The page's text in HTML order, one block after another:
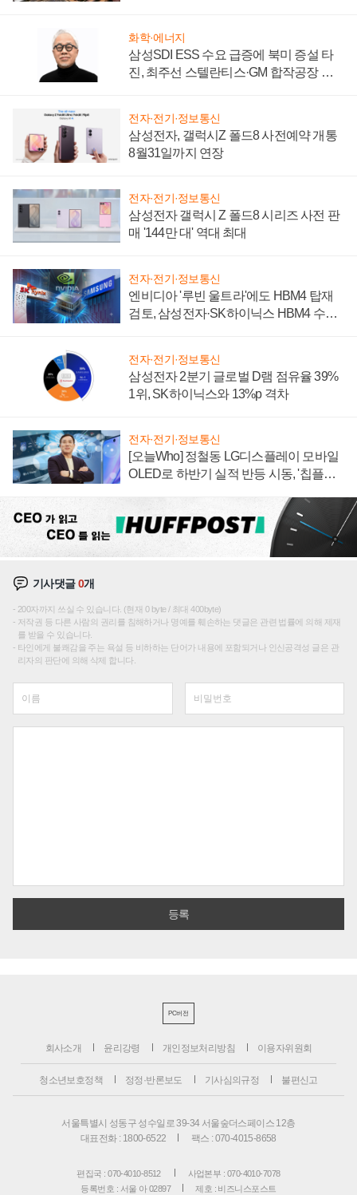
화학·에너지
삼성SDI ESS 수요 급증에 북미 증설 타
진, 최주선 스텔란티스·GM 합작공장 건
전자·전기·정보통신
삼성전자, 갤럭시Z 폴드8 사전예약 개통
8월31일까지 연장
전자·전기·정보통신
삼성전자 갤럭시 Z 폴드8 시리즈 사전 판
매 '144만 대' 역대 최대
전자·전기·정보통신
엔비디아 '루빈 울트라'에도 HBM4 탑재
검토, 삼성전자·SK하이닉스 HBM4 수율
전자·전기·정보통신
삼성전자 2분기 글로벌 D램 점유율 39%
1위, SK하이닉스와 13%p 격차
전자·전기·정보통신
[오늘Who] 정철동 LG디스플레이 모바일
OLED로 하반기 실적 반등 시동, '칩플레
기사댓글0개
200자까지 쓰실 수 있습니다. (현재 0 byte / 최대 400byte)
저작권 등 다른 사람의 권리를 침해하거나 명예를 훼손하는 댓글은 관련 법률에 의해 제재
를 받을 수 있습니다.
타인에게 불쾌감을 주는 욕설 등 비하하는 단어가 내용에 포함되거나 인신공격성 글은 관
리자의 판단에 의해 삭제 합니다.
PC버전
회사소개 윤리강령 개인정보처리방침 이용자위원회
청소년보호정책 정정·반론보도 기사심의규정 불편신고
서울특별시 성동구 성수일로 39-34 서울숲더스페이스 12층
대표전화 : 1800-6522
팩스 : 070-4015-8658
편집국 : 070-4010-8512
사업본부 : 070-4010-7078
등록번호 : 서울 아 02897
제호 : 비즈니스포스트